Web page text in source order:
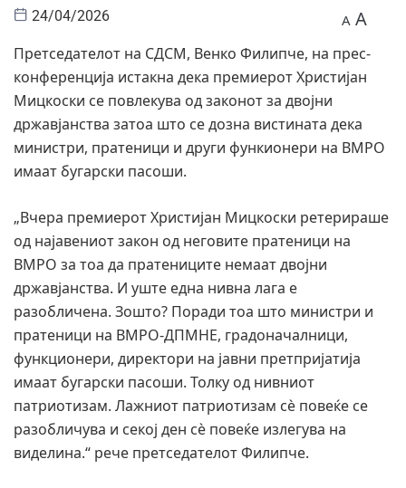
24/04/2026 A A
Претседателот на СДСМ, Венко Филипче, на прес-
конференција истакна дека премиерот Христијан
Мицкоски се повлекува од законот за двојни
државјанства затоа што се дозна вистината дека
министри, пратеници и други функионери на ВМРО
имаат бугарски пасоши.
„Вчера премиерот Христијан Мицкоски ретерираше
од најавениот закон од неговите пратеници на
ВМРО за тоа да пратениците немаат двојни
државјанства. И уште една нивна лага е
разобличена. Зошто? Поради тоа што министри и
пратеници на ВМРО-ДПМНЕ, градоначалници,
функционери, директори на јавни претпријатија
имаат бугарски пасоши. Толку од нивниот
патриотизам. Лажниот патриотизам сè повеќе се
разобличува и секој ден сè повеќе излегува на
виделина.“ рече претседателот Филипче.